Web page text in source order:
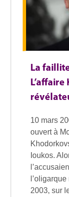
La
10 mars
ouvert à
Ioukos.
2003, sur